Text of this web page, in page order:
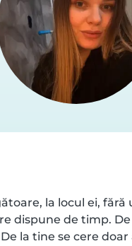
la locul ei, fără
dispune de timp.
la tine se cere